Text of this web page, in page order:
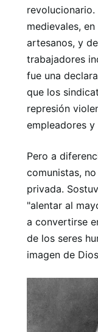
medievales,
artesanos, y
trabajadores
fue una
que los
represión
empleadores y
Pero a
comunistas,
privada.
"alentar al
a convertirse
de los seres
imagen de